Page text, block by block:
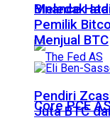
Meledak
Core PCE
Binance
Pemilik
Menjual BTC
Pendiri
Juta BTC